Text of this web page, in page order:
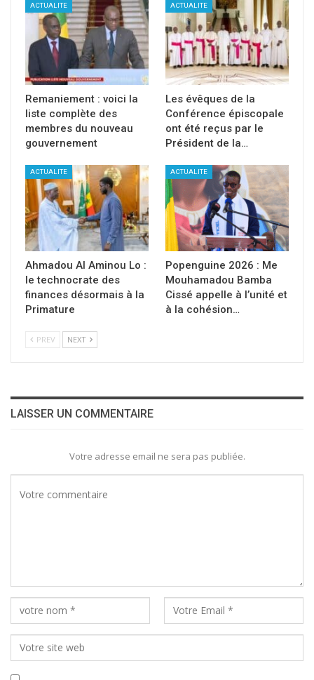
ACTUALITE
Remaniement : voici la
liste complète des
membres du nouveau
gouvernement
ACTUALITE
Les évêques de la
Conférence épiscopale
ont été reçus par le
Président de la…
ACTUALITE
Ahmadou Al Aminou Lo :
le technocrate des
finances désormais à la
Primature
ACTUALITE
Popenguine 2026 : Me
Mouhamadou Bamba
Cissé appelle à l’unité et
à la cohésion…
PREV NEXT
LAISSER UN COMMENTAIRE
Votre adresse email ne sera pas publiée.